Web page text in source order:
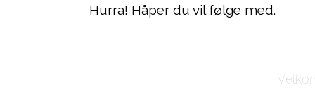
Hurra! Håper du vil følge med.